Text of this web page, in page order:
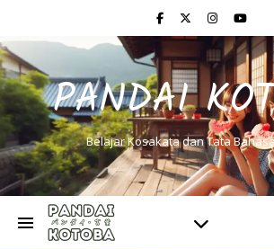
PANDAI
Belajar Kosakata dan Tata